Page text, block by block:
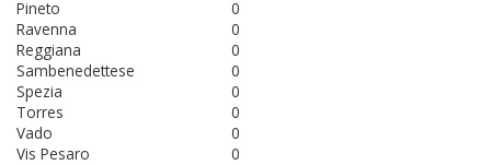
0
Pineto
0
Ravenna
0
Reggiana
0
Sambenedettese
0
Spezia
0
Torres
0
Vado
0
Vis Pesaro